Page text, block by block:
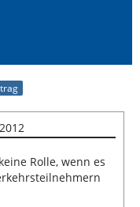
Rolle, wenn es